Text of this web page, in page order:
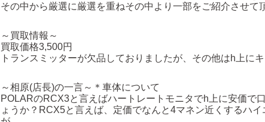
その中から厳選に厳選を重ねその中より一部をご紹介させて
～買取情報～
買取価格3,500円
トランスミッターが欠品しておりましたが、その他はh上に
～相原(店長)の一言～＊車体について
POLARのRCX3と言えばハートレートモニタでh上に安価で
ょうか？RCX5と言えば、定価でなんと4マネン近くするハ